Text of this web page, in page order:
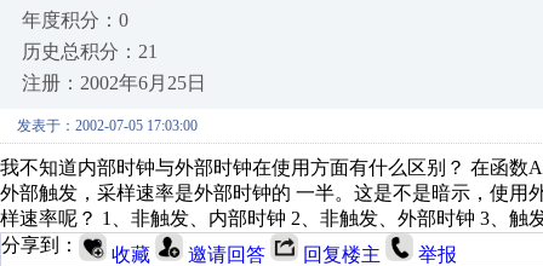
年度积分：0
历史总积分：21
注册：2002年6月25日
发表于：2002-07-05 17:03:00
我不知道内部时钟与外部时钟在使用方面有什么区别？ 在函数
外部触发，采样速率是外部时钟的 一半。这是不是暗示，使
样速率呢？ 1、非触发、内部时钟 2、非触发、外部时钟 3、触
分享到：
收藏 邀请回答 回复楼主 举报